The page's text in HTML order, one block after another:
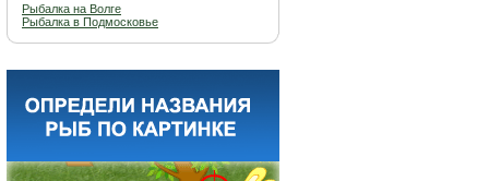
Рыбалка на Волге
Рыбалка в Подмосковье